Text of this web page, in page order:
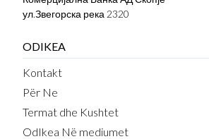
ул.Звегорска река 2320
ODIKEA
Kontakt
Për Ne
Termat dhe Kushtet
OdIkea Në mediumet